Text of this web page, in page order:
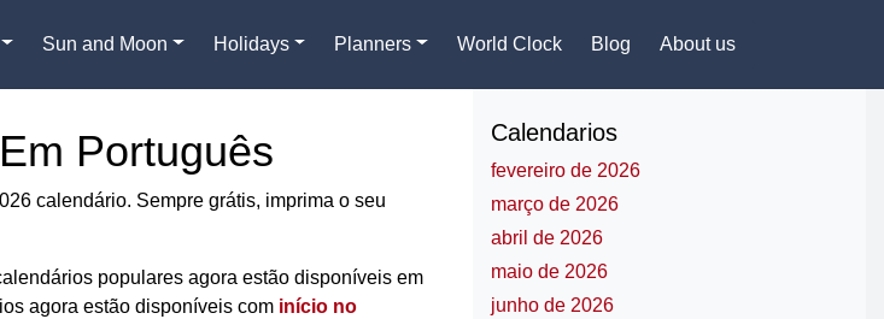
Sun and Moon Holidays Planners World Clock Blog About us
Português
calendário. Sempre grátis, imprima o seu
populares agora estão disponíveis em
agora estão disponíveis com início no
Calendarios
fevereiro de 2026
março de 2026
abril de 2026
maio de 2026
junho de 2026